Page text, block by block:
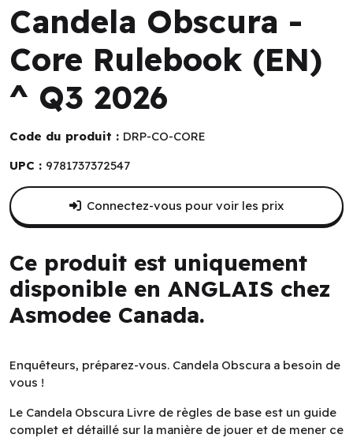
Candela Obscura -
Core Rulebook (EN)
^ Q3 2026
Code du produit : DRP-CO-CORE
UPC : 9781737372547
Ce produit est uniquement
disponible en ANGLAIS chez
Asmodee Canada.
Enquêteurs, préparez-vous. Candela Obscura a besoin de
vous !
Le Candela Obscura Livre de règles de base est un guide
complet et détaillé sur la manière de jouer et de mener ce
Connectez-vous pour voir les prix